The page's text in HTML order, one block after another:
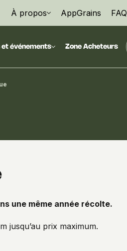
À propos AppGrains FAQ
événements Zone Acheteurs
une même année récolte.
jusqu’au prix maximum.